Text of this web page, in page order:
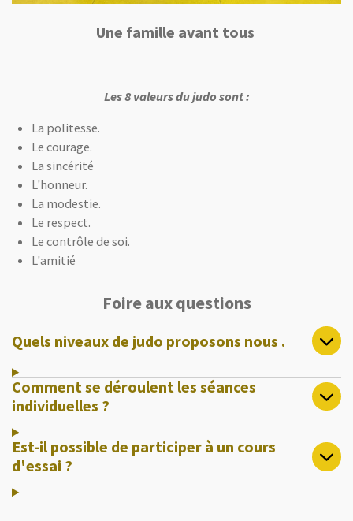
Une famille avant tous
Les 8 valeurs du judo sont :
La politesse.
Le courage.
La sincérité
L'honneur.
La modestie.
Le respect.
Le contrôle de soi.
L'amitié
Foire aux questions
Quels niveaux de judo proposons nous .
Comment se déroulent les séances
individuelles ?
Est-il possible de participer à un cours
d'essai ?